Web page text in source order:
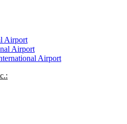
Airport
Airport
Airport